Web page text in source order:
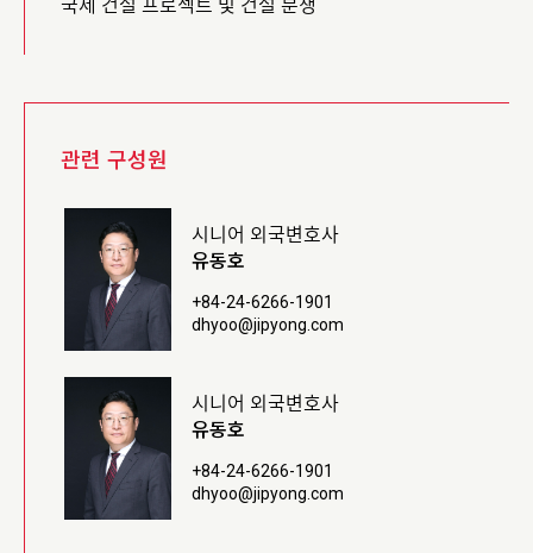
관련 구성원
시니어 외국변호사
유동호
+84-24-6266-1901
dhyoo@jipyong.com
시니어 외국변호사
유동호
+84-24-6266-1901
dhyoo@jipyong.com